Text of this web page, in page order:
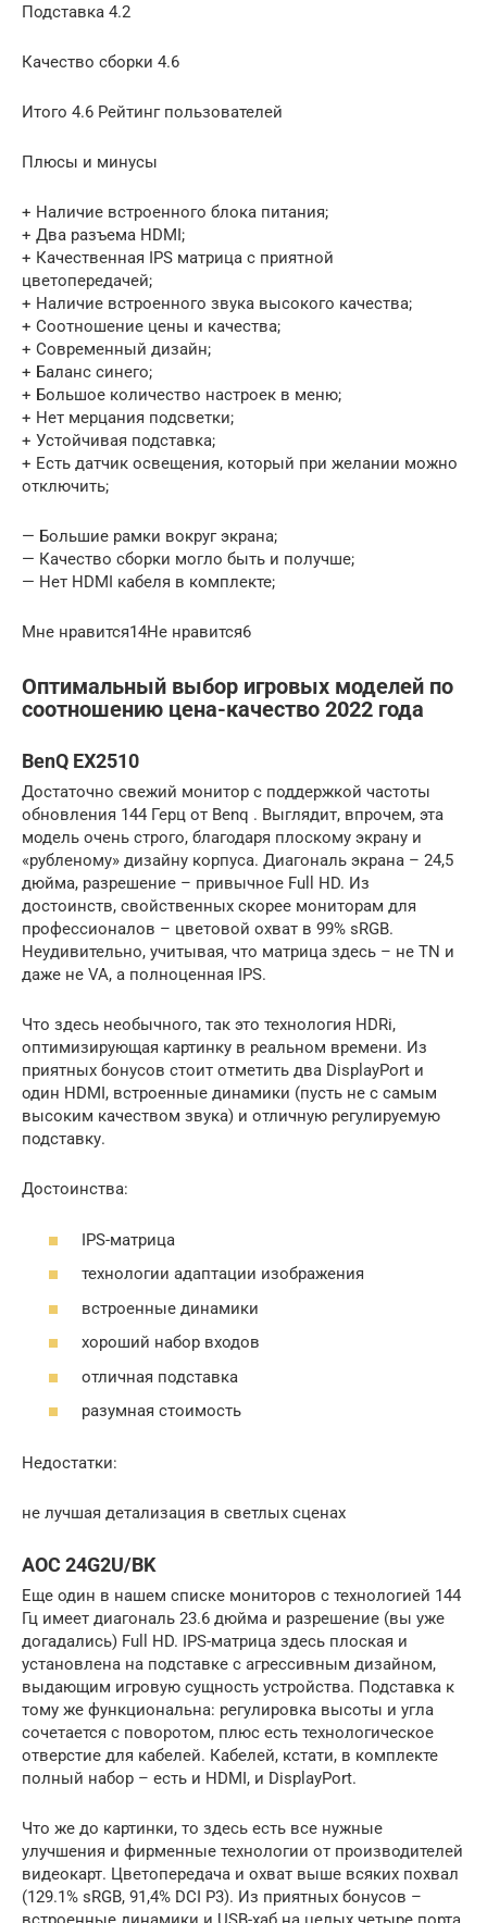
Подставка 4.2
Качество сборки 4.6
Итого 4.6 Рейтинг пользователей
Плюсы и минусы
+ Наличие встроенного блока питания;
+ Два разъема HDMI;
+ Качественная IPS матрица с приятной
цветопередачей;
+ Наличие встроенного звука высокого качества;
+ Соотношение цены и качества;
+ Современный дизайн;
+ Баланс синего;
+ Большое количество настроек в меню;
+ Нет мерцания подсветки;
+ Устойчивая подставка;
+ Есть датчик освещения, который при желании можно
отключить;
— Большие рамки вокруг экрана;
— Качество сборки могло быть и получше;
— Нет HDMI кабеля в комплекте;
Мне нравится14Не нравится6
Оптимальный выбор игровых моделей по
соотношению цена-качество 2022 года
BenQ EX2510
Достаточно свежий монитор с поддержкой частоты
обновления 144 Герц от Benq . Выглядит, впрочем, эта
модель очень строго, благодаря плоскому экрану и
«рубленому» дизайну корпуса. Диагональ экрана – 24,5
дюйма, разрешение – привычное Full HD. Из
достоинств, свойственных скорее мониторам для
профессионалов – цветовой охват в 99% sRGB.
Неудивительно, учитывая, что матрица здесь – не TN и
даже не VA, а полноценная IPS.
Что здесь необычного, так это технология HDRi,
оптимизирующая картинку в реальном времени. Из
приятных бонусов стоит отметить два DisplayPort и
один HDMI, встроенные динамики (пусть не с самым
высоким качеством звука) и отличную регулируемую
подставку.
Достоинства:
IPS-матрица
технологии адаптации изображения
встроенные динамики
хороший набор входов
отличная подставка
разумная стоимость
Недостатки:
не лучшая детализация в светлых сценах
AOC 24G2U/BK
Еще один в нашем списке мониторов с технологией 144
Гц имеет диагональ 23.6 дюйма и разрешение (вы уже
догадались) Full HD. IPS-матрица здесь плоская и
установлена на подставке с агрессивным дизайном,
выдающим игровую сущность устройства. Подставка к
тому же функциональна: регулировка высоты и угла
сочетается с поворотом, плюс есть технологическое
отверстие для кабелей. Кабелей, кстати, в комплекте
полный набор – есть и HDMI, и DisplayPort.
Что же до картинки, то здесь есть все нужные
улучшения и фирменные технологии от производителей
видеокарт. Цветопередача и охват выше всяких похвал
(129.1% sRGB, 91,4% DCI P3). Из приятных бонусов –